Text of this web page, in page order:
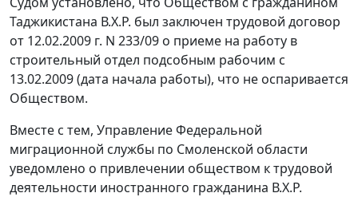
Таджикистана В.Х.Р. был заключен трудовой договор
от 12.02.2009 г. N 233/09 о приеме на работу в
строительный отдел подсобным рабочим с
13.02.2009 (дата начала работы), что не оспаривается
Обществом.
Вместе с тем, Управление Федеральной
миграционной службы по Смоленской области
уведомлено о привлечении обществом к трудовой
деятельности иностранного гражданина В.Х.Р.